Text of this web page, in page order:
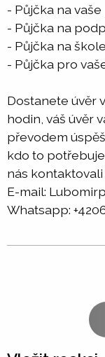
- Půjčka na
- Půjčka na
- Půjčka na
- Půjčka pro
Dostanete úvěr
hodin, váš úvěr
převodem
kdo to
nás
E-mail:
Whatsapp: